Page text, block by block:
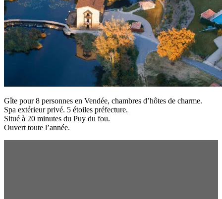
Gîte pour 8 personnes en Vendée, chambres d’hôtes de charme.
Spa extérieur privé. 5 étoiles préfecture.
Situé à 20 minutes du Puy du fou.
Ouvert toute l’année.